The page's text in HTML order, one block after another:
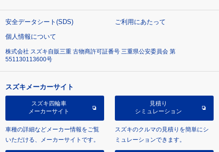
安全データシート(SDS)
ご利用にあたって
個人情報について
株式会社 スズキ自販三重 古物商許可証番号 三重県公安委員会 第
551130113600号
スズキメーカーサイト
スズキ四輪車
メーカーサイト
車種の詳細などメーカー情報をご覧
いただける、メーカーサイトです。
見積り
シミュレーション
スズキのクルマの見積りを簡単にシ
ミュレーションできます。